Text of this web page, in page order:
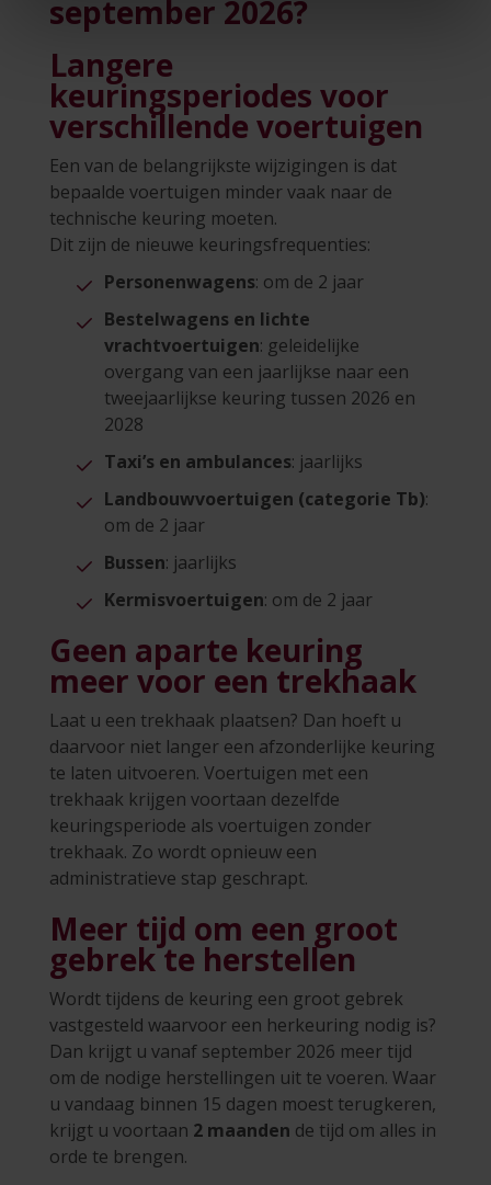
september 2026?
Langere
keuringsperiodes voor
verschillende voertuigen
Een van de belangrijkste wijzigingen is dat
bepaalde voertuigen minder vaak naar de
technische keuring moeten.
Dit zijn de nieuwe keuringsfrequenties:
Personenwagens: om de 2 jaar
Bestelwagens en lichte
vrachtvoertuigen: geleidelijke
overgang van een jaarlijkse naar een
tweejaarlijkse keuring tussen 2026 en
2028
Taxi’s en ambulances: jaarlijks
Landbouwvoertuigen (categorie Tb):
om de 2 jaar
Bussen: jaarlijks
Kermisvoertuigen: om de 2 jaar
Geen aparte keuring
meer voor een trekhaak
Laat u een trekhaak plaatsen? Dan hoeft u
daarvoor niet langer een afzonderlijke keuring
te laten uitvoeren. Voertuigen met een
trekhaak krijgen voortaan dezelfde
keuringsperiode als voertuigen zonder
trekhaak. Zo wordt opnieuw een
administratieve stap geschrapt.
Meer tijd om een groot
gebrek te herstellen
Wordt tijdens de keuring een groot gebrek
vastgesteld waarvoor een herkeuring nodig is?
Dan krijgt u vanaf september 2026 meer tijd
om de nodige herstellingen uit te voeren. Waar
u vandaag binnen 15 dagen moest terugkeren,
krijgt u voortaan 2 maanden de tijd om alles in
orde te brengen.